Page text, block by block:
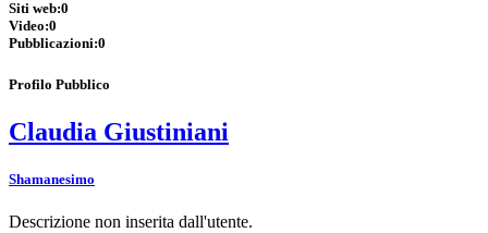
Siti web:0
Video:0
Pubblicazioni:0
Profilo Pubblico
Claudia Giustiniani
Shamanesimo
Descrizione non inserita dall'utente.